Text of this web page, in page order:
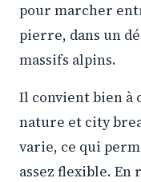
pour marcher
pierre, dans un
massifs alpins.
Il convient bien à
nature et city
varie, ce qui
assez flexible. En